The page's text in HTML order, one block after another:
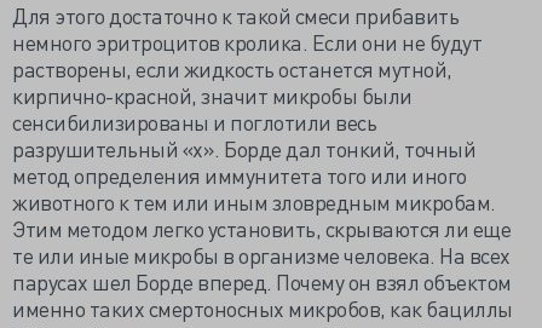
Для этого достаточно к такой смеси прибавить
немного эритроцитов кролика. Если они не будут
растворены, если жидкость останется мутной,
кирпично-красной, значит микробы были
сенсибилизированы и поглотили весь
разрушительный «х». Борде дал тонкий, точный
метод определения иммунитета того или иного
животного к тем или иным зловредным микробам.
Этим методом легко установить, скрываются ли еще
те или иные микробы в организме человека. На всех
парусах шел Борде вперед. Почему он взял объектом
именно таких смертоносных микробов, как бациллы